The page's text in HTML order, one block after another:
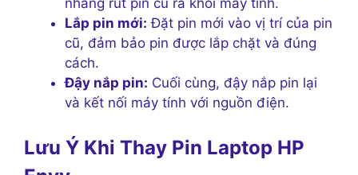
nhàng rút pin cũ ra khỏi máy tính.
Lắp pin mới: Đặt pin mới vào vị trí của pin
cũ, đảm bảo pin được lắp chặt và đúng
cách.
Đậy nắp pin: Cuối cùng, đậy nắp pin lại
và kết nối máy tính với nguồn điện.
Lưu Ý Khi Thay Pin Laptop HP